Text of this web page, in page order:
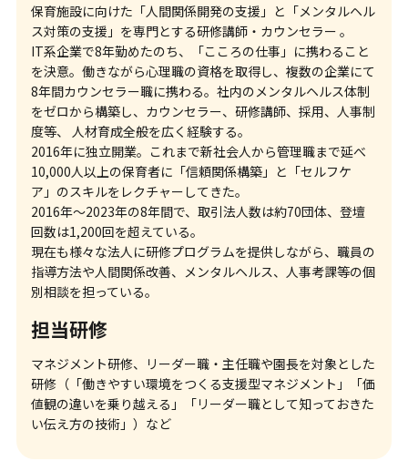
保育施設に向けた「人間関係開発の支援」と「メンタルヘル
ス対策の支援」を専門とする研修講師・カウンセラー 。
IT系企業で8年勤めたのち、「こころの仕事」に携わること
を決意。働きながら心理職の資格を取得し、複数の企業にて
8年間カウンセラー職に携わる。社内のメンタルヘルス体制
をゼロから構築し、カウンセラー、研修講師、採用、人事制
度等、 人材育成全般を広く経験する。
2016年に独立開業。これまで新社会人から管理職まで延べ
10,000人以上の保育者に「信頼関係構築」と「セルフケ
ア」のスキルをレクチャーしてきた。
2016年～2023年の8年間で、取引法人数は約70団体、登壇
回数は1,200回を超えている。
現在も様々な法人に研修プログラムを提供しながら、職員の
指導方法や人間関係改善、メンタルヘルス、人事考課等の個
別相談を担っている。
担当研修
マネジメント研修、リーダー職・主任職や園長を対象とした
研修（「働きやすい環境をつくる支援型マネジメント」「価
値観の違いを乗り越える」「リーダー職として知っておきた
い伝え方の技術」）など